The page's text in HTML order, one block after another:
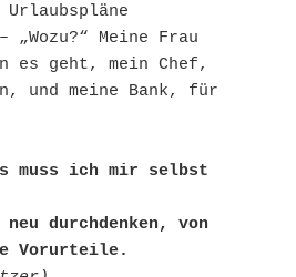
Urlaubspläne
„Wozu?“ Meine Frau
es geht, mein Chef,
und meine Bank, für
muss ich mir selbst
durchdenken, von
Vorurteile.